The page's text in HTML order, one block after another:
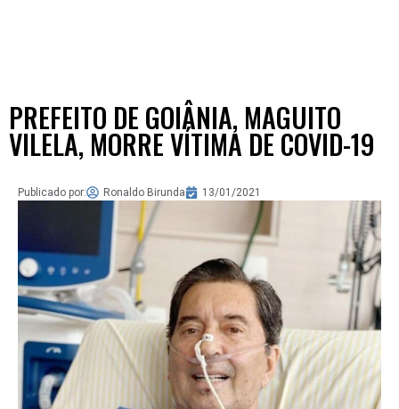
PREFEITO DE GOIÂNIA, MAGUITO
VILELA, MORRE VÍTIMA DE COVID-19
Publicado por: Ronaldo Birunda 13/01/2021